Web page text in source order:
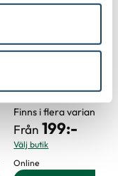
Finns i flera varianter
Från 199:-
Välj butik
Online